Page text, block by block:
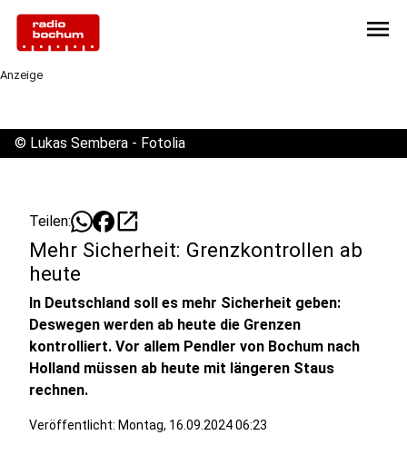
menu
Anzeige
© Lukas Sembera - Fotolia
Teilen: open_in_new
Mehr Sicherheit: Grenzkontrollen ab
heute
In Deutschland soll es mehr Sicherheit geben:
Deswegen werden ab heute die Grenzen
kontrolliert. Vor allem Pendler von Bochum nach
Holland müssen ab heute mit längeren Staus
rechnen.
Veröffentlicht: Montag, 16.09.2024 06:23